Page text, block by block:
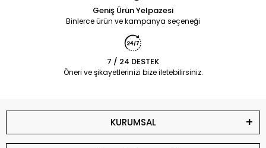
Geniş Ürün Yelpazesi
Binlerce ürün ve kampanya seçeneği
7 / 24 DESTEK
Öneri ve şikayetlerinizi bize iletebilirsiniz.
KURUMSAL